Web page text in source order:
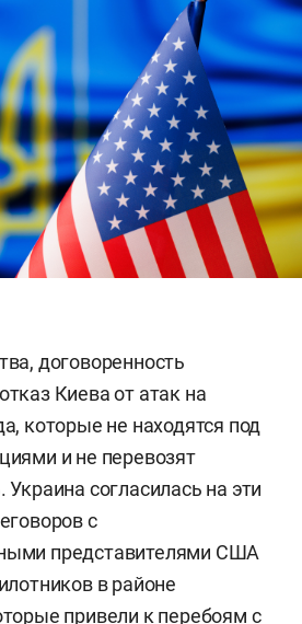
договоренность
Киева от атак на
которые не находятся под
и не перевозят
согласилась на эти
с
представителями США
в районе
привели к перебоям с